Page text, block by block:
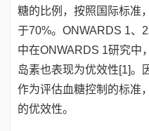
糖的比例，按照国际标准
于70%。ONWARDS 1、
中在ONWARDS 1研究中
岛素也表现为优效性[1]。
作为评估血糖控制的标准
的优效性。